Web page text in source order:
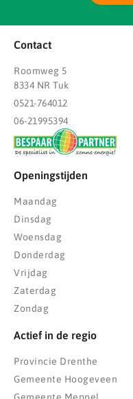
Contact
Roomweg 5
8334 NR Tuk
0521-764012
06-21995394
Openingstijden
Maandag
Dinsdag
Woensdag
Donderdag
Vrijdag
Zaterdag
Zondag
Actief in de regio
Provincie Drenthe
Gemeente Hoogeveen
Gemeente Meppel